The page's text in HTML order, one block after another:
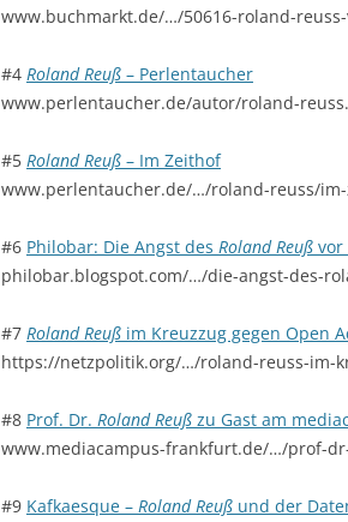
www.buchmarkt.de/…/50616-roland-
#4 Roland Reuß – Perlentaucher
www.perlentaucher.de/autor/roland-
#5 Roland Reuß – Im Zeithof
www.perlentaucher.de/…/roland-reuss/
#6 Philobar: Die Angst des Roland Reuß vor
philobar.blogspot.com/…/die-angst-des-
#7 Roland Reuß im Kreuzzug gegen Open
https://netzpolitik.org/…/roland-reuss-im-
#8 Prof. Dr. Roland Reuß zu Gast am
www.mediacampus-frankfurt.de/…/prof-
#9 Kafkaesque – Roland Reuß und der